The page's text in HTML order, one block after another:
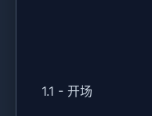
1.1 - 开场